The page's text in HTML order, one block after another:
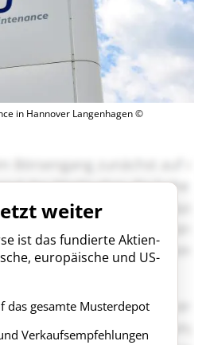
in Hannover Langenhagen ©
weiter
ist das fundierte Aktien-
europäische und US-
das gesamte Musterdepot
Verkaufsempfehlungen